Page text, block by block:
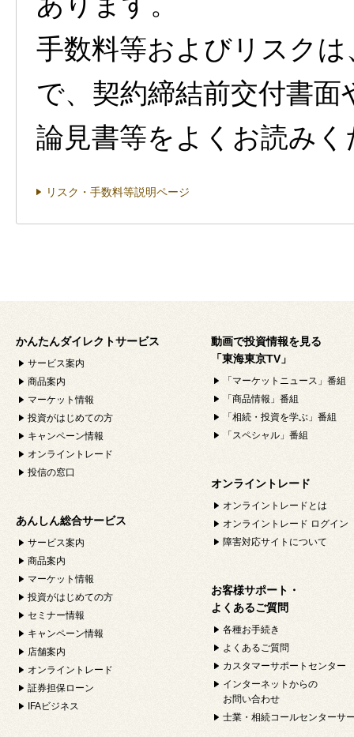
手数料等およびリスク
で、契約締結前交付書
論見書等をよくお読みく
リスク・手数料等説明ページ
かんたんダイレクトサービス
サービス案内
商品案内
マーケット情報
投資がはじめての方
キャンペーン情報
オンライントレード
投信の窓口
あんしん総合サービス
サービス案内
商品案内
マーケット情報
投資がはじめての方
セミナー情報
キャンペーン情報
店舗案内
オンライントレード
証券担保ローン
IFAビジネス
動画で投資情報を見る
「東海東京TV」
「マーケットニュース」番組
「商品情報」番組
「相続・投資を学ぶ」番組
「スペシャル」番組
オンライントレード
オンライントレードとは
オンライントレード ログイン
障害対応サイトについて
お客様サポート・
よくあるご質問
各種お手続き
よくあるご質問
カスタマーサポートセンター
インターネットからの
お問い合わせ
士業・相続コールセンターサ